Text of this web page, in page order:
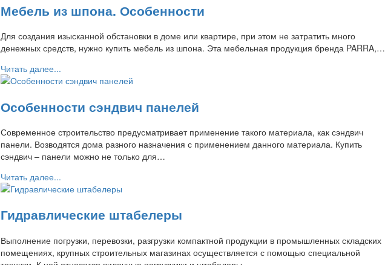
Мебель из шпона. Особенности
Для создания изысканной обстановки в доме или квартире, при этом не затратить много
денежных средств, нужно купить мебель из шпона. Эта мебельная продукция бренда PARRA,…
Читать далее...
Особенности сэндвич панелей
Современное строительство предусматривает применение такого материала, как сэндвич
панели. Возводятся дома разного назначения с применением данного материала. Купить
сэндвич – панели можно не только для…
Читать далее...
Гидравлические штабелеры
Выполнение погрузки, перевозки, разгрузки компактной продукции в промышленных складских
помещениях, крупных строительных магазинах осуществляется с помощью специальной